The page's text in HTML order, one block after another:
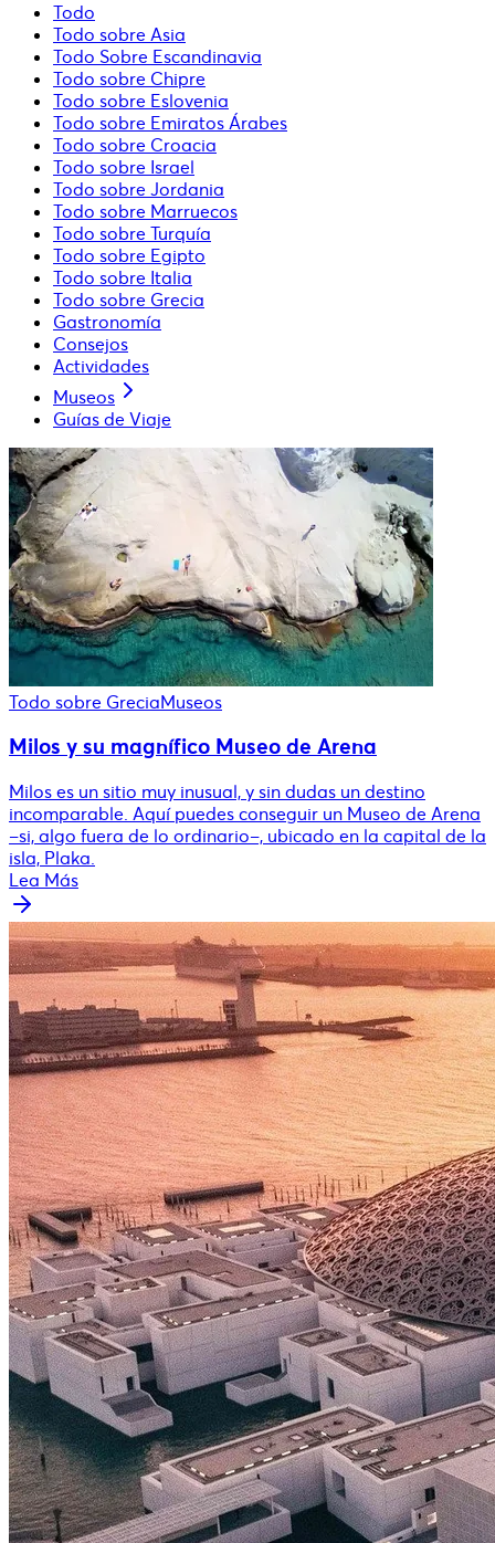
Todo
Todo sobre Asia
Todo Sobre Escandinavia
Todo sobre Chipre
Todo sobre Eslovenia
Todo sobre Emiratos Árabes
Todo sobre Croacia
Todo sobre Israel
Todo sobre Jordania
Todo sobre Marruecos
Todo sobre Turquía
Todo sobre Egipto
Todo sobre Italia
Todo sobre Grecia
Gastronomía
Consejos
Actividades
Museos
Guías de Viaje
Todo sobre GreciaMuseos
Milos y su magnífico Museo de Arena
Milos es un sitio muy inusual, y sin dudas un destino
incomparable. Aquí puedes conseguir un Museo de Arena
–si, algo fuera de lo ordinario–, ubicado en la capital de la
isla, Plaka.
Lea Más